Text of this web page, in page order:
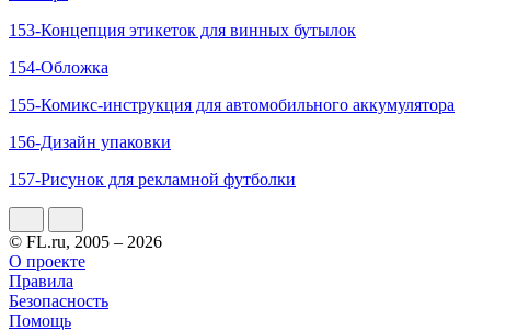
153-Концепция этикеток для винных бутылок
154-Обложка
155-Комикс-инструкция для автомобильного аккумулятора
156-Дизайн упаковки
157-Рисунок для рекламной футболки
© FL.ru, 2005 – 2026
О проекте
Правила
Безопасность
Помощь